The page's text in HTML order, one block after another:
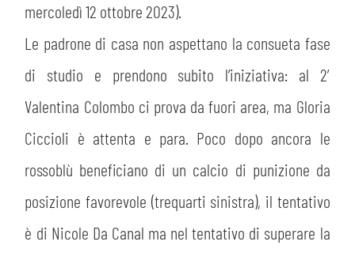
INFORMATIVA FINANZIARIA
PARTNER
mercoledì 12 ottobre 2023).
Le padrone di casa non aspettano la consueta fase
di studio e prendono subito l’iniziativa: al 2′
Valentina Colombo ci prova da fuori area, ma Gloria
Ciccioli è attenta e para. Poco dopo ancora le
rossoblù beneficiano di un calcio di punizione da
posizione favorevole (trequarti sinistra), il tentativo
è di Nicole Da Canal ma nel tentativo di superare la